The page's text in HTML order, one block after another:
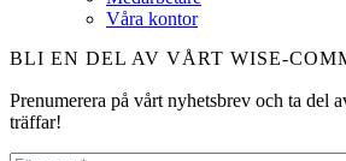
Våra kontor
BLI EN DEL AV VÅRT WISE-
Prenumerera på vårt nyhetsbrev och ta del
träffar!